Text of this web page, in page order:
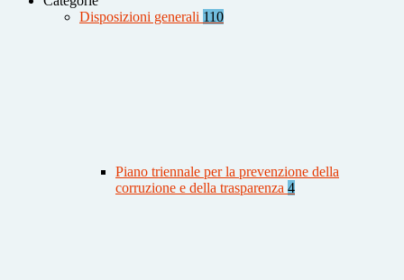
Disposizioni generali 110
Piano triennale per la prevenzione della
corruzione e della trasparenza 4